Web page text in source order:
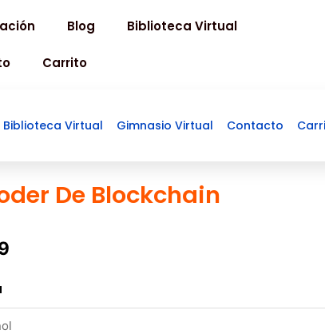
Blog Biblioteca Virtual
Carrito
Biblioteca Virtual Gimnasio Virtual Contacto
De Blockchain